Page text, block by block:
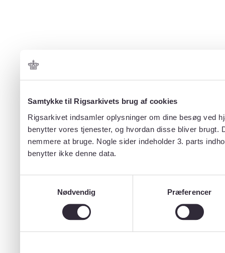
Samtykke til Rigsarkivets brug af cookies
Rigsarkivet indsamler oplysninger om dine besøg ved
benytter vores tjenester, og hvordan disse bliver
nemmere at bruge. Nogle sider indeholder 3. parts
benytter ikke denne data.
Nødvendig
Præferencer